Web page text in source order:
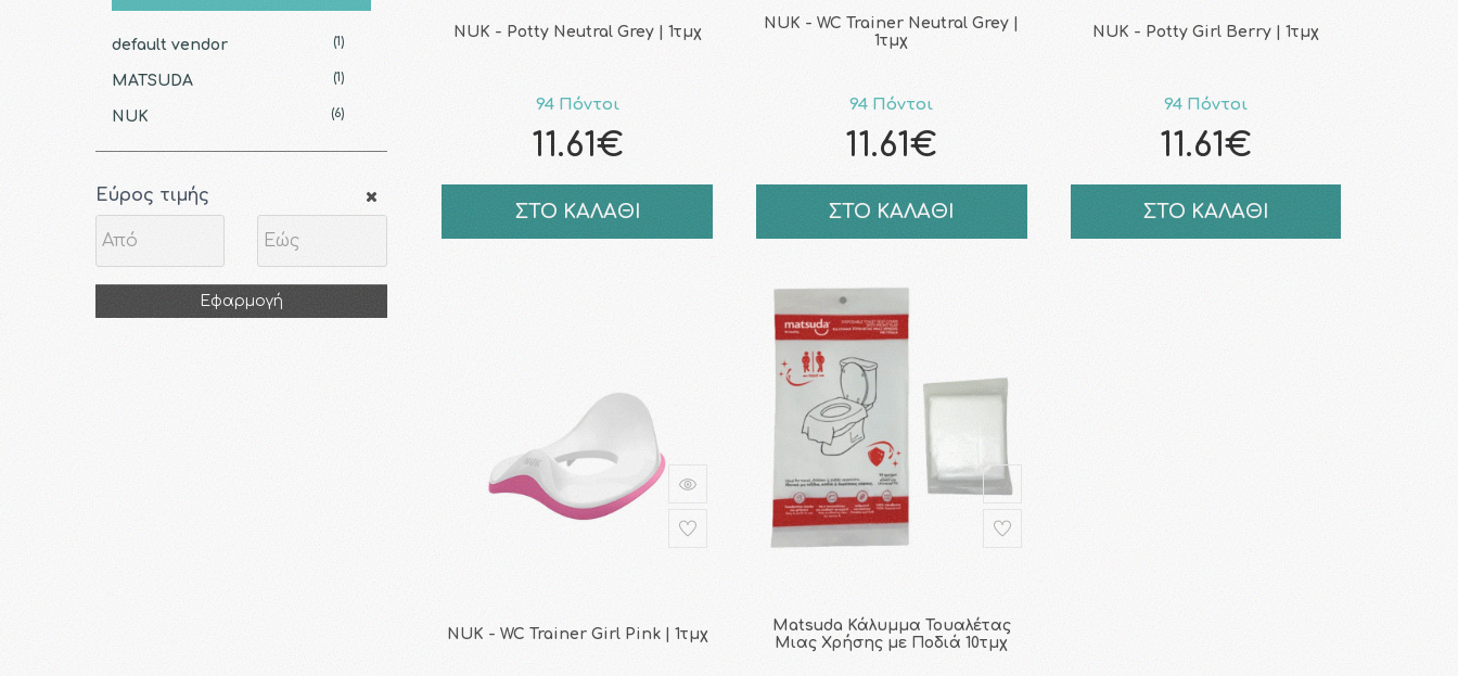
default vendor (1)
MATSUDA (1)
NUK (6)
Εύρος τιμής
Εφαρμογή
NUK - Potty Neutral Grey | 1τμχ
94 Πόντοι
11.61€
ΣΤΟ ΚΑΛΑΘΙ
NUK - WC Trainer Neutral Grey |
1τμχ
94 Πόντοι
11.61€
ΣΤΟ ΚΑΛΑΘΙ
NUK - Potty Girl Berry | 1τμχ
94 Πόντοι
11.61€
ΣΤΟ ΚΑΛΑΘΙ
NUK - WC Trainer Girl Pink | 1τμχ
Matsuda Κάλυμμα Τουαλέτας
Μιας Χρήσης με Ποδιά 10τμχ